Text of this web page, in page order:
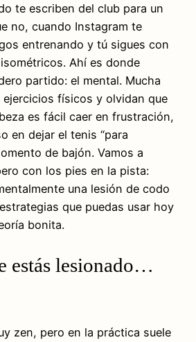
te escriben del club para un
no, cuando Instagram te
entrenando y tú sigues con
Ahí es donde
partido: el mental. Mucha
físicos y olvidan que
es fácil caer en frustración,
en dejar el tenis “para
de bajón. Vamos a
con los pies en la pista:
una lesión de codo
que puedas usar hoy
bonita.
estás lesionado…
zen, pero en la práctica suele